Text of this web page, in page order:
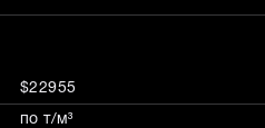
$22955
по т/м³